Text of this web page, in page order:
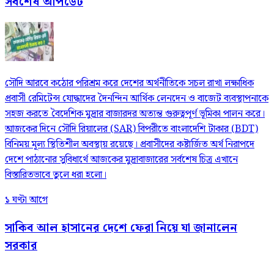
সৌদি আরবে কঠোর পরিশ্রম করে দেশের অর্থনীতিকে সচল রাখা লক্ষাধিক
প্রবাসী রেমিটেন্স যোদ্ধাদের দৈনন্দিন আর্থিক লেনদেন ও বাজেট ব্যবস্থাপনাকে
সহজ করতে বৈদেশিক মুদ্রার বাজারদর অত্যন্ত গুরুত্বপূর্ণ ভূমিকা পালন করে।
আজকের দিনে সৌদি রিয়ালের (SAR) বিপরীতে বাংলাদেশি টাকার (BDT)
বিনিময় মূল্য স্থিতিশীল অবস্থায় রয়েছে। প্রবাসীদের কষ্টার্জিত অর্থ নিরাপদে
দেশে পাঠানোর সুবিধার্থে আজকের মুদ্রাবাজারের সর্বশেষ চিত্র এখানে
বিস্তারিতভাবে তুলে ধরা হলো।
১ ঘণ্টা আগে
সাকিব আল হাসানের দেশে ফেরা নিয়ে যা জানালেন
সরকার